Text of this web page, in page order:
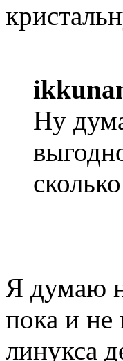
Ну
Я думаю
пока и не
линукса